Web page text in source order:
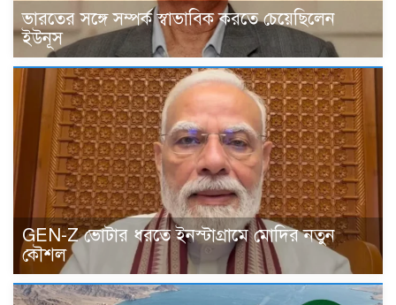
ভারতের সঙ্গে সম্পর্ক স্বাভাবিক করতে চেয়েছিলেন
ইউনূস
GEN-Z ভোটার ধরতে ইনস্টাগ্রামে মোদির নতুন
কৌশল